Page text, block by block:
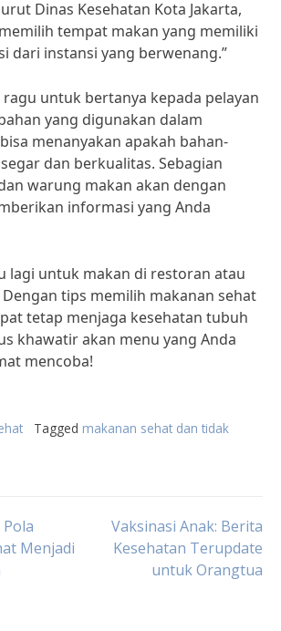
Dinas Kesehatan Kota Jakarta,
tempat makan yang memiliki
dari instansi yang berwenang.”
ragu untuk bertanya kepada pelayan
yang digunakan dalam
menanyakan apakah bahan-
dan berkualitas. Sebagian
warung makan akan dengan
informasi yang Anda
lagi untuk makan di restoran atau
tips memilih makanan sehat
tetap menjaga kesehatan tubuh
khawatir akan menu yang Anda
mencoba!
Tagged makanan sehat dan tidak
Menjadi
Vaksinasi Anak: Berita
Kesehatan Terupdate
untuk Orangtua